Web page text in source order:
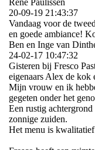
Rene Paulissen
20-09-19 21:43:37
Vandaag voor de
en goede ambiance!
Ben en Inge van
24-02-17 10:47:32
Gisteren bij Fresco
eigenaars Alex de kok
Mijn vrouw en ik
gegeten onder het
Een rustig
zonnige zuiden.
Het menu is